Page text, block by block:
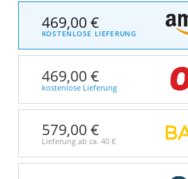
469,00 €
KOSTENLOSE LIEFERUNG
469,00 €
kostenlose Lieferung
579,00 €
Lieferung ab ca. 40 €